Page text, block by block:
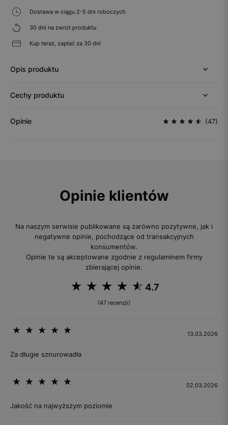
Dostawa w ciągu 2-5 dni roboczych
30 dni na zwrot produktu
Kup teraz, zapłać za 30 dni
Opis produktu
Cechy produktu
Opinie (47)
Opinie klientów
Na naszym serwisie publikowane są zarówno pozytywne, jak i
negatywne opinie, pochodzące od transakcyjnych
konsumentów.
Opinie te są akceptowane zgodnie z regulaminem firmy
zbierającej opinie.
4.7
(47 recenzji)
13.03.2026
Za długie sznurowadła
02.03.2026
Jakość na najwyższym poziomie